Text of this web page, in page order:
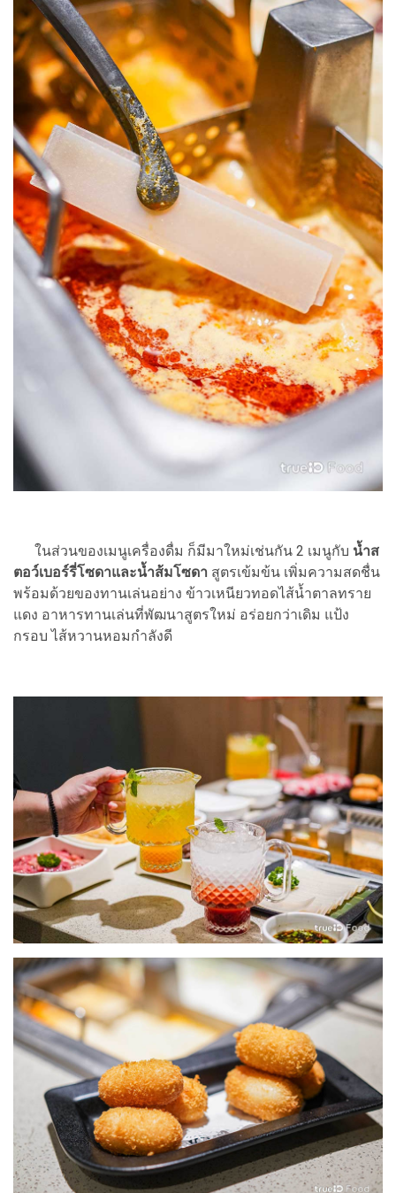
ในส่วนของเมนูเครื่องดื่ม ก็มีมาใหม่เช่นกัน 2 เมนูกับ นํ้าส
ตอว์เบอร์รี่โซดาและนํ้าส้มโซดา สูตรเข้มข้น เพิ่มความสดชื่น
พร้อมด้วยของทานเล่นอย่าง ข้าวเหนียวทอดไส้นํ้าตาลทราย
แดง อาหารทานเล่นที่พัฒนาสูตรใหม่ อร่อยกว่าเดิม แป้ง
กรอบ ไส้หวานหอมกำลังดี